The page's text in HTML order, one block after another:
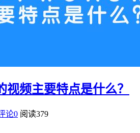
频主要特点是什么？
论0 阅读379